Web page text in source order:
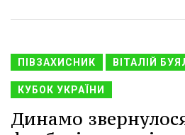
ПІВЗАХИСНИК ВІТАЛІЙ
КУБОК УКРАЇНИ
Динамо